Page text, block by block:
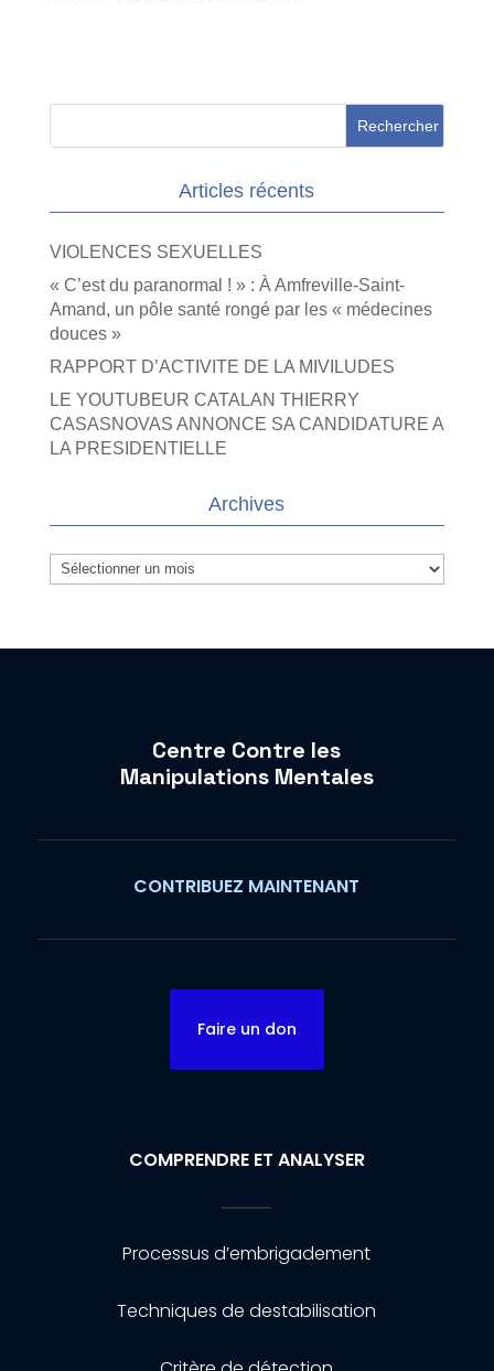
Articles récents
VIOLENCES SEXUELLES
« C’est du paranormal ! » : À Amfreville-Saint-
Amand, un pôle santé rongé par les « médecines
douces »
RAPPORT D’ACTIVITE DE LA MIVILUDES
LE YOUTUBEUR CATALAN THIERRY
CASASNOVAS ANNONCE SA CANDIDATURE A
LA PRESIDENTIELLE
Archives
Archives
Centre Contre les
Manipulations Mentales
CONTRIBUEZ MAINTENANT
Faire un don
COMPRENDRE ET ANALYSER
Processus d’embrigadement
Techniques de destabilisation